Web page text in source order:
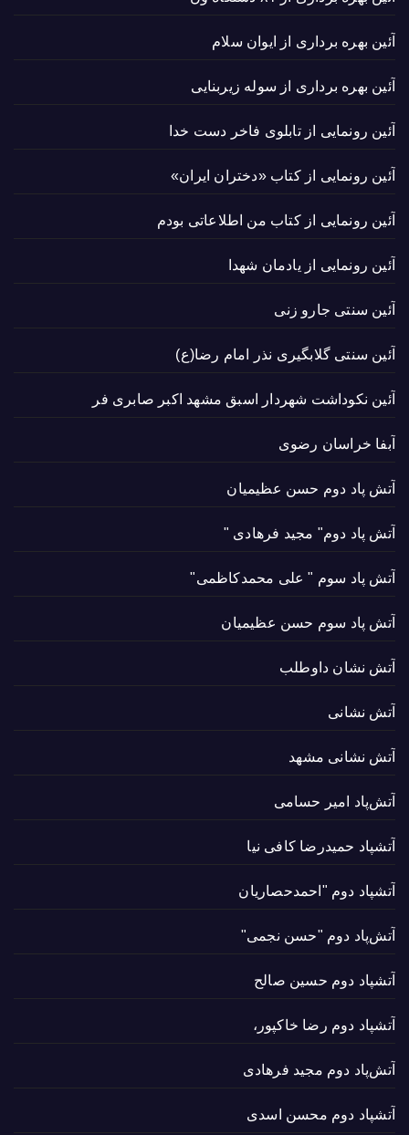
آئین بهره برداری از ایوان سلام
آئین بهره برداری از سوله زیربنایی
آئین رونمایی از تابلوی فاخر دست خدا
آئین رونمایی از کتاب «دختران ایران»
آئین رونمایی از کتاب من اطلاعاتی بودم
آئین رونمایی از یادمان شهدا
آئین سنتی جارو زنی
آئین سنتی گلابگیری نذر امام رضا(ع)
آئین نکوداشت شهردار اسبق مشهد اکبر صابری فر
آبفا خراسان رضوی
آتش پاد دوم حسن عظیمیان
آتش پاد دوم" مجید فرهادی "
آتش پاد سوم " علی محمدکاظمی"
آتش پاد سوم حسن عظیمیان
آتش نشان داوطلب
آتش نشانی
آتش نشانی مشهد
آتش‌پاد امیر حسامی
آتشپاد حميدرضا کافی نیا
آتشپاد دوم "احمدحصاریان
آتش‌پاد دوم "حسن نجمی"
آتشپاد دوم حسین صالح
آتشپاد دوم رضا خاکپور،
آتش‌پاد دوم مجید فرهادی
آتشپاد دوم محسن اسدی